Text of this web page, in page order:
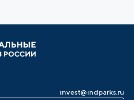
invest@indparks.ru